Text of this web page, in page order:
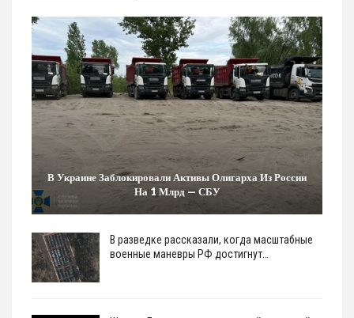
В Украине Заблокировали Активы Олигарха Из России
На 1 Млрд — СБУ
В разведке рассказали, когда масштабные
военные маневры РФ достигнут…